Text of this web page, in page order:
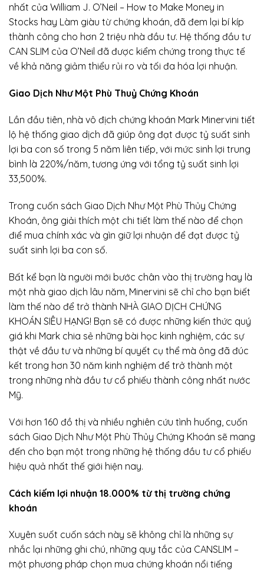
nhất của William J. O’Neil – How to Make Money in
Stocks hay Làm giàu từ chứng khoán, đã đem lại bí kíp
thành công cho hơn 2 triệu nhà đầu tư. Hệ thống đầu tư
CAN SLIM của O’Neil đã được kiểm chứng trong thực tế
về khả năng giảm thiểu rủi ro và tối đa hóa lợi nhuận.
Giao Dịch Như Một Phù Thuỷ Chứng Khoán
Lần đầu tiên, nhà vô địch chứng khoán Mark Minervini tiết
lộ hệ thống giao dịch đã giúp ông đạt được tỷ suất sinh
lợi ba con số trong 5 năm liên tiếp, với mức sinh lợi trung
bình là 220%/năm, tương ứng với tổng tỷ suất sinh lợi
33,500%.
Trong cuốn sách Giao Dịch Như Một Phù Thủy Chứng
Khoán, ông giải thích một chi tiết làm thế nào để chọn
điể mua chính xác và gìn giữ lợi nhuận để đạt được tỷ
suất sinh lợi ba con số.
Bất kể bạn là người mới bước chân vào thị trường hay là
một nhà giao dịch lâu năm, Minervini sẽ chỉ cho bạn biết
làm thế nào để trở thành NHÀ GIAO DỊCH CHỨNG
KHOÁN SIÊU HẠNG! Bạn sẽ có được những kiến thức quý
giá khi Mark chia sẻ những bài học kinh nghiệm, các sự
thật về đầu tư và những bí quyết cụ thể mà ông đã đúc
kết trong hơn 30 năm kinh nghiệm để trở thành một
trong những nhà đầu tư cổ phiếu thành công nhất nước
Mỹ.
Với hơn 160 đồ thị và nhiều nghiên cứu tình huống, cuốn
sách Giao Dịch Như Một Phù Thủy Chứng Khoán sẽ mang
đến cho bạn một trong những hệ thống đầu tư cổ phiếu
hiệu quả nhất thế giới hiện nay.
Cách kiếm lợi nhuận 18.000% từ thị trường chứng
khoán
Xuyên suốt cuốn sách này sẽ không chỉ là những sự
nhắc lại những ghi chú, những quy tắc của CANSLIM –
một phương pháp chọn mua chứng khoán nổi tiếng